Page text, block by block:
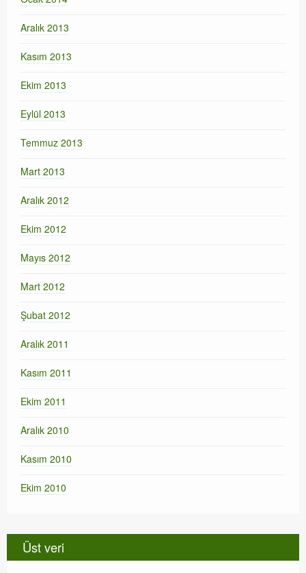
Aralık 2013
Kasım 2013
Ekim 2013
Eylül 2013
Temmuz 2013
Mart 2013
Aralık 2012
Ekim 2012
Mayıs 2012
Mart 2012
Şubat 2012
Aralık 2011
Kasım 2011
Ekim 2011
Aralık 2010
Kasım 2010
Ekim 2010
Üst veri